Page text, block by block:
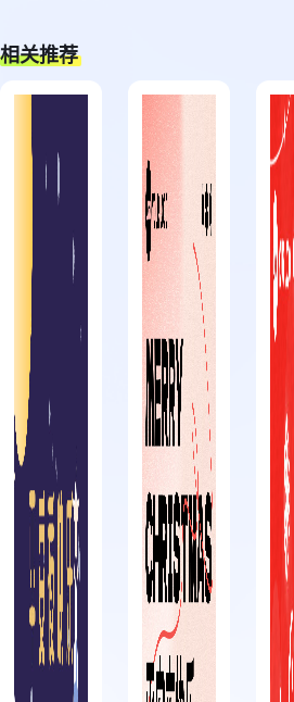
相关推荐